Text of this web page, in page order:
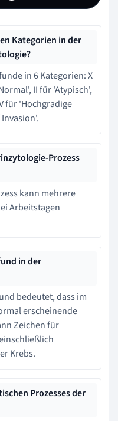
Kategorien in der
in 6 Kategorien: X
II für 'Atypisch',
für 'Hochgradige
Prozess
kann mehrere
Arbeitstagen
in der
bedeutet, dass im
erscheinende
Zeichen für
Krebs.
Prozesses der